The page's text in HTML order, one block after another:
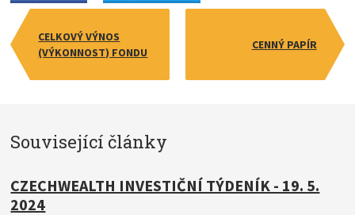
CELKOVÝ VÝNOS
(VÝKONNOST) FONDU
CENNÝ PAPÍR
Související články
CZECHWEALTH INVESTIČNÍ TÝDENÍK - 19. 5.
2024